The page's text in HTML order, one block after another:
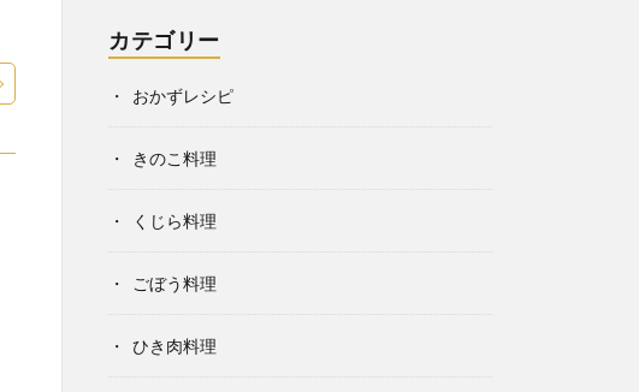
カテゴリー
おかずレシピ
きのこ料理
くじら料理
ごぼう料理
ひき肉料理